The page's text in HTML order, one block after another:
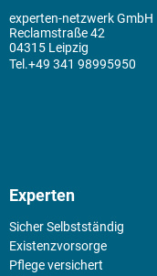
experten-netzwerk GmbH
Reclamstraße 42
04315 Leipzig
+49 341 98995950
Experten
Sicher Selbstständig
Existenz­vorsorge
Pflege versichert